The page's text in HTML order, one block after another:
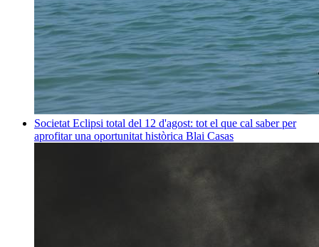
Societat Eclipsi total del 12 d'agost: tot el que cal saber per
aprofitar una oportunitat històrica Blai Casas